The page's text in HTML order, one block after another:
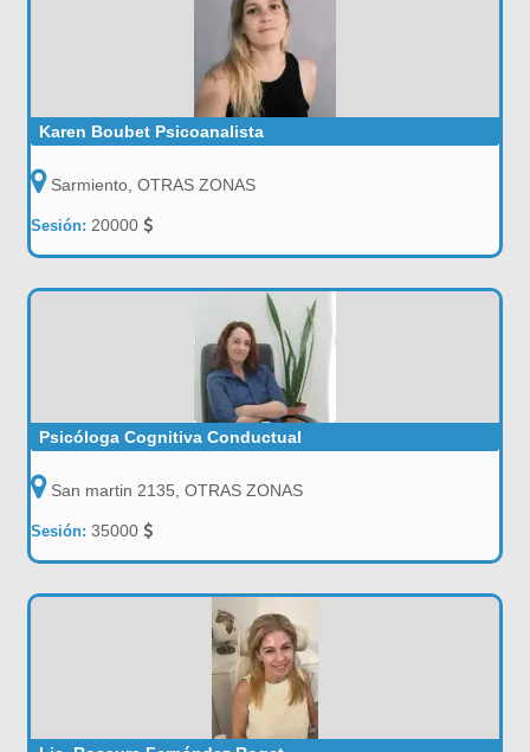
Karen Boubet Psicoanalista
Sarmiento, OTRAS ZONAS
Sesión:20000
Psicóloga Cognitiva Conductual
San martin 2135, OTRAS ZONAS
Sesión:35000